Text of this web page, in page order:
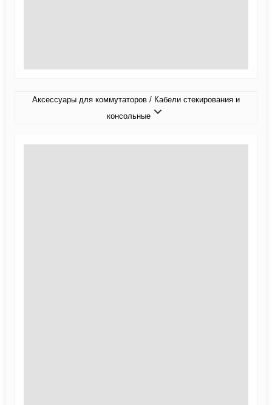
Аксессуары для коммутаторов / Кабели стекирования и
консольные